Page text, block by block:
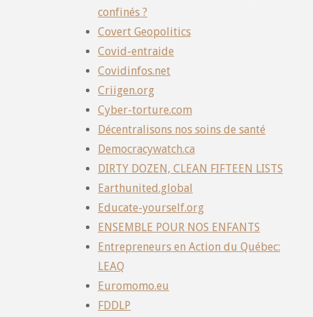
confinés ?
Covert Geopolitics
Covid-entraide
Covidinfos.net
Criigen.org
Cyber-torture.com
Décentralisons nos soins de santé
Democracywatch.ca
DIRTY DOZEN, CLEAN FIFTEEN LISTS
Earthunited.global
Educate-yourself.org
ENSEMBLE POUR NOS ENFANTS
Entrepreneurs en Action du Québec:
LEAQ
Euromomo.eu
FDDLP